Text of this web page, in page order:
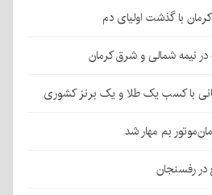
با گذشت اولیای دم
نیمه شمالی و شرق کرمان
با کسب یک طلا و یک برنز کشوری
بم مهار شد